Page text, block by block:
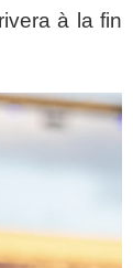
à la fin